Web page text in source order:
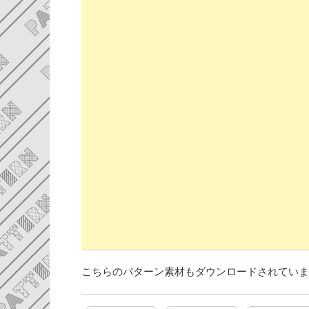
こちらのパターン素材もダウンロードされてい